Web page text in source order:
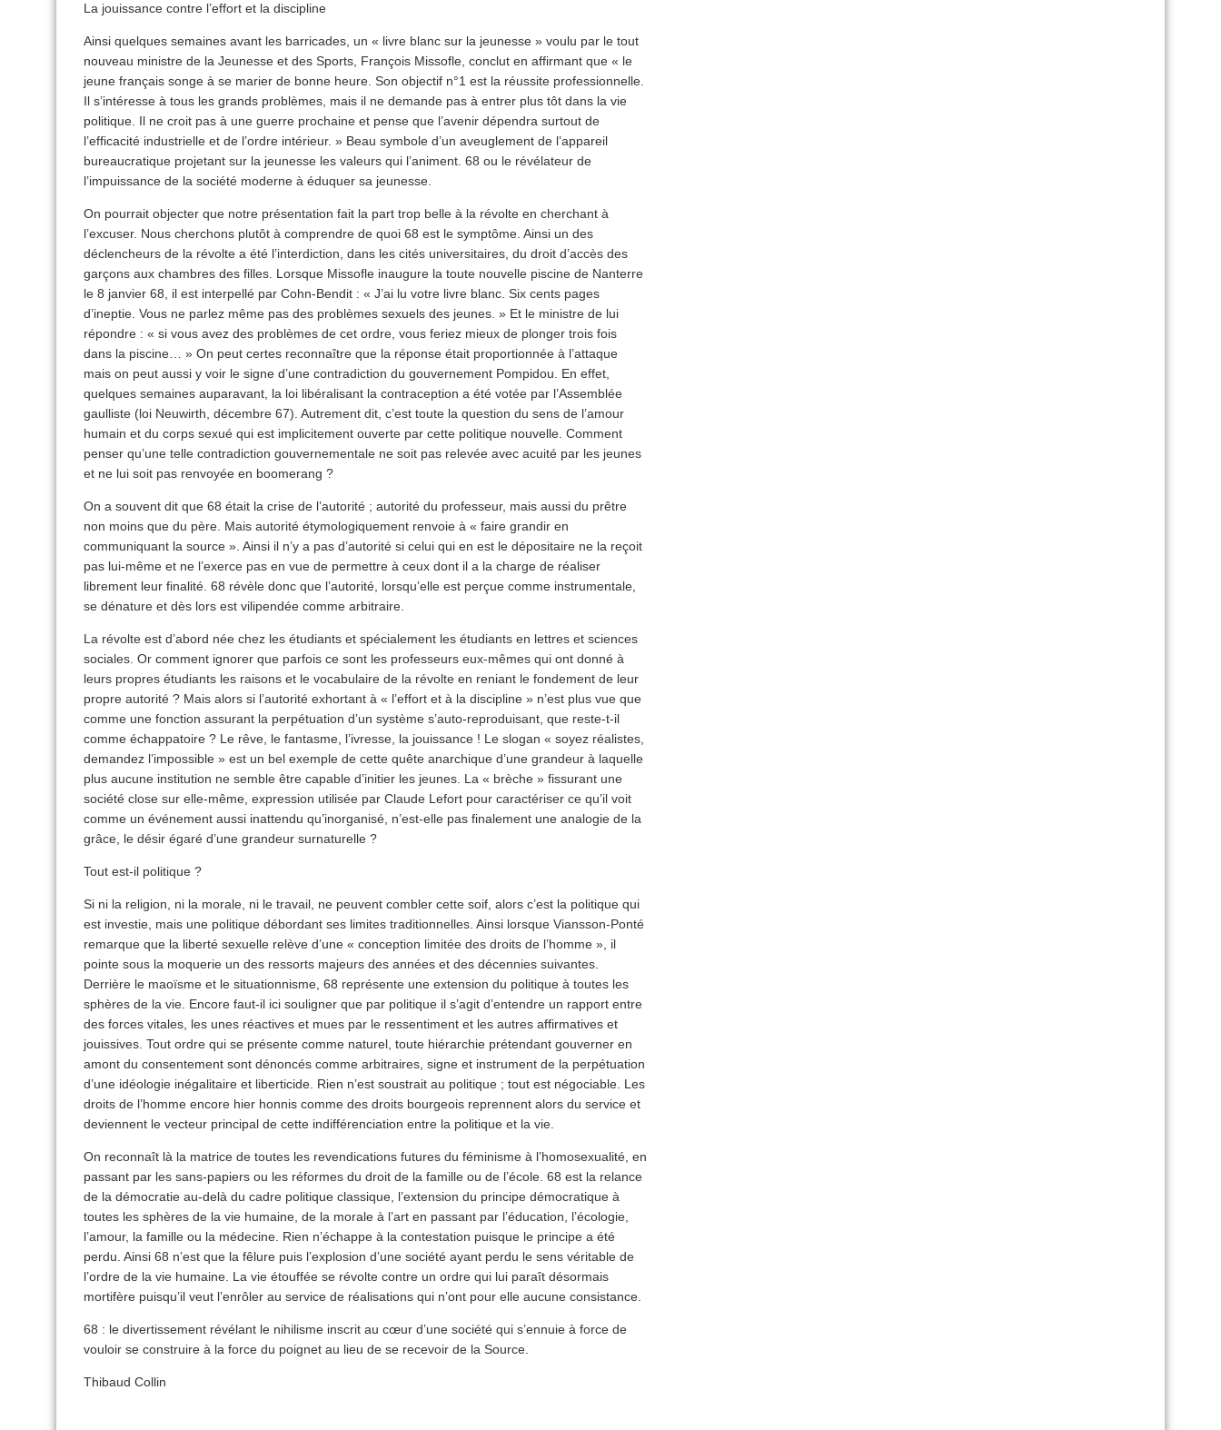
La jouissance contre l’effort et la discipline
Ainsi quelques semaines avant les barricades, un « livre blanc sur la jeunesse » voulu par le tout
nouveau ministre de la Jeunesse et des Sports, François Missofle, conclut en affirmant que « le
jeune français songe à se marier de bonne heure. Son objectif n°1 est la réussite professionnelle.
Il s’intéresse à tous les grands problèmes, mais il ne demande pas à entrer plus tôt dans la vie
politique. Il ne croit pas à une guerre prochaine et pense que l’avenir dépendra surtout de
l’efficacité industrielle et de l’ordre intérieur. » Beau symbole d’un aveuglement de l’appareil
bureaucratique projetant sur la jeunesse les valeurs qui l’animent. 68 ou le révélateur de
l’impuissance de la société moderne à éduquer sa jeunesse.
On pourrait objecter que notre présentation fait la part trop belle à la révolte en cherchant à
l’excuser. Nous cherchons plutôt à comprendre de quoi 68 est le symptôme. Ainsi un des
déclencheurs de la révolte a été l’interdiction, dans les cités universitaires, du droit d’accès des
garçons aux chambres des filles. Lorsque Missofle inaugure la toute nouvelle piscine de Nanterre
le 8 janvier 68, il est interpellé par Cohn-Bendit : « J’ai lu votre livre blanc. Six cents pages
d’ineptie. Vous ne parlez même pas des problèmes sexuels des jeunes. » Et le ministre de lui
répondre : « si vous avez des problèmes de cet ordre, vous feriez mieux de plonger trois fois
dans la piscine… » On peut certes reconnaître que la réponse était proportionnée à l’attaque
mais on peut aussi y voir le signe d’une contradiction du gouvernement Pompidou. En effet,
quelques semaines auparavant, la loi libéralisant la contraception a été votée par l’Assemblée
gaulliste (loi Neuwirth, décembre 67). Autrement dit, c’est toute la question du sens de l’amour
humain et du corps sexué qui est implicitement ouverte par cette politique nouvelle. Comment
penser qu’une telle contradiction gouvernementale ne soit pas relevée avec acuité par les jeunes
et ne lui soit pas renvoyée en boomerang ?
On a souvent dit que 68 était la crise de l’autorité ; autorité du professeur, mais aussi du prêtre
non moins que du père. Mais autorité étymologiquement renvoie à « faire grandir en
communiquant la source ». Ainsi il n’y a pas d’autorité si celui qui en est le dépositaire ne la reçoit
pas lui-même et ne l’exerce pas en vue de permettre à ceux dont il a la charge de réaliser
librement leur finalité. 68 révèle donc que l’autorité, lorsqu’elle est perçue comme instrumentale,
se dénature et dès lors est vilipendée comme arbitraire.
La révolte est d’abord née chez les étudiants et spécialement les étudiants en lettres et sciences
sociales. Or comment ignorer que parfois ce sont les professeurs eux-mêmes qui ont donné à
leurs propres étudiants les raisons et le vocabulaire de la révolte en reniant le fondement de leur
propre autorité ? Mais alors si l’autorité exhortant à « l’effort et à la discipline » n’est plus vue que
comme une fonction assurant la perpétuation d’un système s’auto-reproduisant, que reste-t-il
comme échappatoire ? Le rêve, le fantasme, l’ivresse, la jouissance ! Le slogan « soyez réalistes,
demandez l’impossible » est un bel exemple de cette quête anarchique d’une grandeur à laquelle
plus aucune institution ne semble être capable d’initier les jeunes. La « brèche » fissurant une
société close sur elle-même, expression utilisée par Claude Lefort pour caractériser ce qu’il voit
comme un événement aussi inattendu qu’inorganisé, n’est-elle pas finalement une analogie de la
grâce, le désir égaré d’une grandeur surnaturelle ?
Tout est-il politique ?
Si ni la religion, ni la morale, ni le travail, ne peuvent combler cette soif, alors c’est la politique qui
est investie, mais une politique débordant ses limites traditionnelles. Ainsi lorsque Viansson-Ponté
remarque que la liberté sexuelle relève d’une « conception limitée des droits de l’homme », il
pointe sous la moquerie un des ressorts majeurs des années et des décennies suivantes.
Derrière le maoïsme et le situationnisme, 68 représente une extension du politique à toutes les
sphères de la vie. Encore faut-il ici souligner que par politique il s’agit d’entendre un rapport entre
des forces vitales, les unes réactives et mues par le ressentiment et les autres affirmatives et
jouissives. Tout ordre qui se présente comme naturel, toute hiérarchie prétendant gouverner en
amont du consentement sont dénoncés comme arbitraires, signe et instrument de la perpétuation
d’une idéologie inégalitaire et liberticide. Rien n’est soustrait au politique ; tout est négociable. Les
droits de l’homme encore hier honnis comme des droits bourgeois reprennent alors du service et
deviennent le vecteur principal de cette indifférenciation entre la politique et la vie.
On reconnaît là la matrice de toutes les revendications futures du féminisme à l’homosexualité, en
passant par les sans-papiers ou les réformes du droit de la famille ou de l’école. 68 est la relance
de la démocratie au-delà du cadre politique classique, l’extension du principe démocratique à
toutes les sphères de la vie humaine, de la morale à l’art en passant par l’éducation, l’écologie,
l’amour, la famille ou la médecine. Rien n’échappe à la contestation puisque le principe a été
perdu. Ainsi 68 n’est que la fêlure puis l’explosion d’une société ayant perdu le sens véritable de
l’ordre de la vie humaine. La vie étouffée se révolte contre un ordre qui lui paraît désormais
mortifère puisqu’il veut l’enrôler au service de réalisations qui n’ont pour elle aucune consistance.
68 : le divertissement révélant le nihilisme inscrit au cœur d’une société qui s’ennuie à force de
vouloir se construire à la force du poignet au lieu de se recevoir de la Source.
Thibaud Collin